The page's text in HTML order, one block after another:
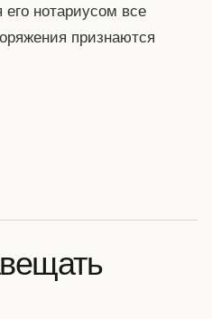
нотариусом все
признаются